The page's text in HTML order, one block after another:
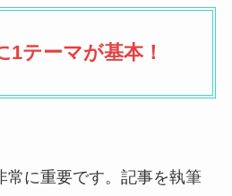
1テーマが基本！
常に重要です。記事を執筆